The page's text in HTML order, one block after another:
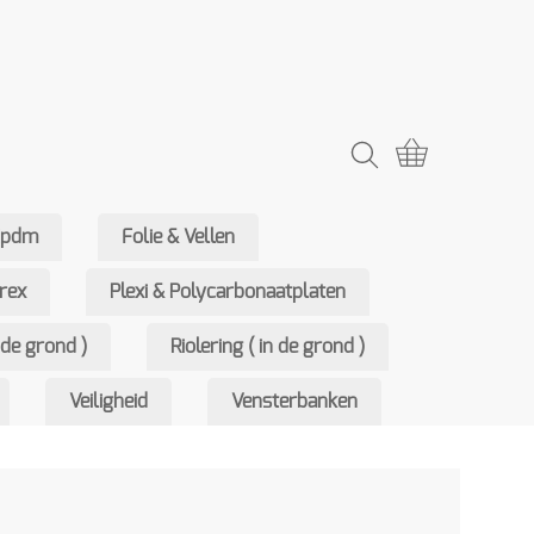
Folie & Vellen
Plexi & Polycarbonaatplaten
grond ) Riolering ( in de grond )
Veiligheid Vensterbanken